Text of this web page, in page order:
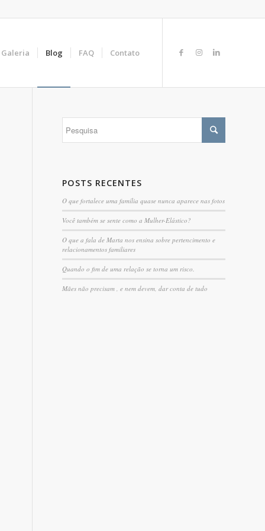
Galeria Blog FAQ Contato
POSTS RECENTES
O que fortalece uma família quase nunca aparece nas fotos
Você também se sente como a Mulher-Elástico?
O que a fala de Marta nos ensina sobre pertencimento e
relacionamentos familiares
Quando o fim de uma relação se torna um risco.
Mães não precisam , e nem devem, dar conta de tudo